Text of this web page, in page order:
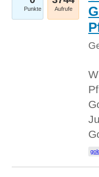
Punkte Aufrufe